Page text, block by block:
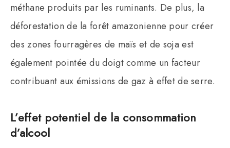
méthane produits par les ruminants. De plus, la
déforestation de la forêt amazonienne pour créer
des zones fourragères de maïs et de soja est
également pointée du doigt comme un facteur
contribuant aux émissions de gaz à effet de serre.
L’effet potentiel de la consommation
d’alcool